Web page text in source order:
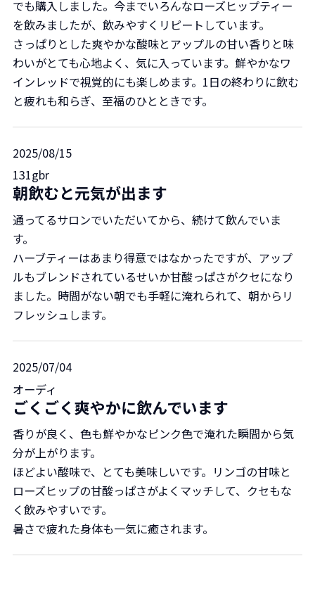
でも購入しました。今までいろんなローズヒップティー
を飲みましたが、飲みやすくリピートしています。
さっぱりとした爽やかな酸味とアップルの甘い香りと味
わいがとても心地よく、気に入っています。鮮やかなワ
インレッドで視覚的にも楽しめます。1日の終わりに飲む
と疲れも和らぎ、至福のひとときです。
2025/08/15
131gbr
朝飲むと元気が出ます
通ってるサロンでいただいてから、続けて飲んでいま
す。
ハーブティーはあまり得意ではなかったですが、アップ
ルもブレンドされているせいか甘酸っぱさがクセになり
ました。時間がない朝でも手軽に淹れられて、朝からリ
フレッシュします。
2025/07/04
オーディ
ごくごく爽やかに飲んでいます
香りが良く、色も鮮やかなピンク色で淹れた瞬間から気
分が上がります。
ほどよい酸味で、とても美味しいです。リンゴの甘味と
ローズヒップの甘酸っぱさがよくマッチして、クセもな
く飲みやすいです。
暑さで疲れた身体も一気に癒されます。